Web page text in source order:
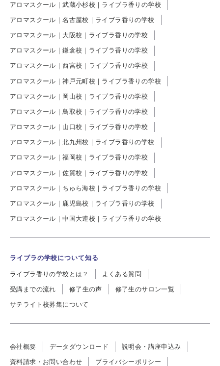
アロマスクール｜武蔵小杉校｜ライブラ香りの学校
アロマスクール｜名古屋校｜ライブラ香りの学校
アロマスクール｜大阪校｜ライブラ香りの学校
アロマスクール｜鎌倉校｜ライブラ香りの学校
アロマスクール｜西宮校｜ライブラ香りの学校
アロマスクール｜神戸元町校｜ライブラ香りの学校
アロマスクール｜岡山校｜ライブラ香りの学校
アロマスクール｜鳥取校｜ライブラ香りの学校
アロマスクール｜山口校｜ライブラ香りの学校
アロマスクール｜北九州校｜ライブラ香りの学校
アロマスクール｜福岡校｜ライブラ香りの学校
アロマスクール｜佐賀校｜ライブラ香りの学校
アロマスクール｜ちゅら海校｜ライブラ香りの学校
アロマスクール｜鹿児島校｜ライブラ香りの学校
アロマスクール｜中国大連校｜ライブラ香りの学校
ライブラの学校について知る
ライブラ香りの学校とは？ よくある質問
受講までの流れ 修了生の声 修了生のサロン一覧
サテライト校募集について
会社概要 データダウンロード 説明会・講座申込み
資料請求・お問い合わせ プライバシーポリシー